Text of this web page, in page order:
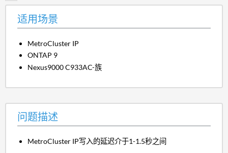
适用场景
MetroCluster IP
ONTAP 9
Nexus9000 C933AC-族
问题描述
MetroCluster IP写入的延迟介于1-1.5秒之间